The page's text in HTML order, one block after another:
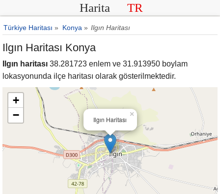
Harita TR
Türkiye Haritası » Konya » Ilgın Haritası
Ilgın Haritası Konya
Ilgın haritası 38.281723 enlem ve 31.913950 boylam
lokasyonunda ilçe haritası olarak gösterilmektedir.
Ilgın Haritası
×
+
−